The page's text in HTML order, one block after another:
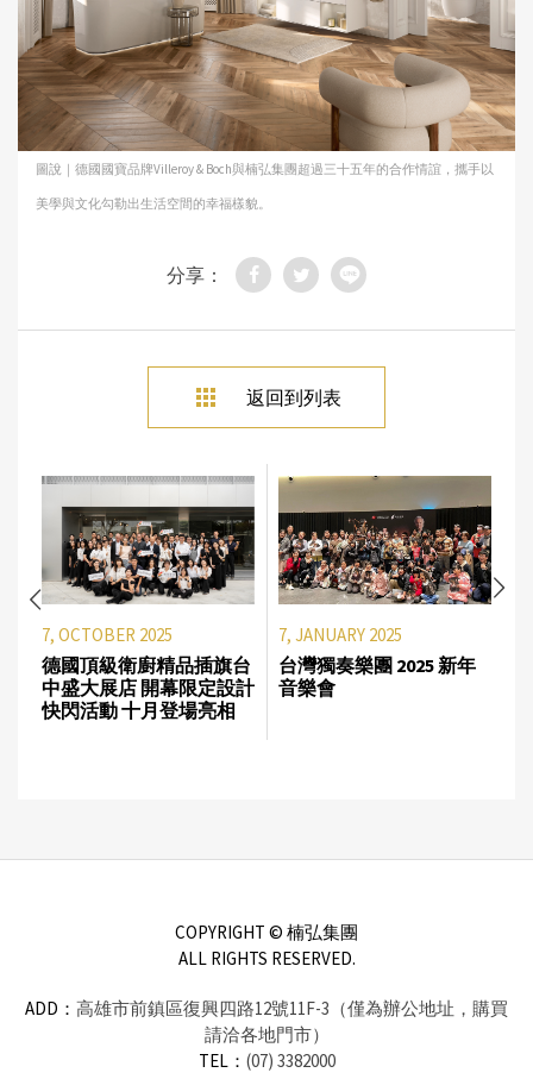
圖說｜德國國寶品牌Villeroy & Boch與楠弘集團超過三十五年的合作情誼，攜手以
美學與文化勾勒出生活空間的幸福樣貌。
分享：
返回到列表
7, OCTOBER 2025
德國頂級衛廚精品插旗台
中盛大展店 開幕限定設計
快閃活動 十月登場亮相
7, JANUARY 2025
台灣獨奏樂團 2025 新年
音樂會
COPYRIGHT © 楠弘集團
ALL RIGHTS RESERVED.
ADD： 高雄市前鎮區復興四路12號11F-3（僅為辦公地址，購買
請洽各地門市）
TEL： (07) 3382000